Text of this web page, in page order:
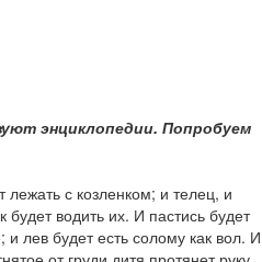
энциклопедии. Попробуем
с козленком; и телец, и
водить их. И пастись будет
лев будет есть солому как вол. И